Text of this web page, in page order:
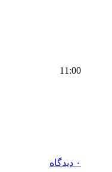
11:00
۰ دیدگاه